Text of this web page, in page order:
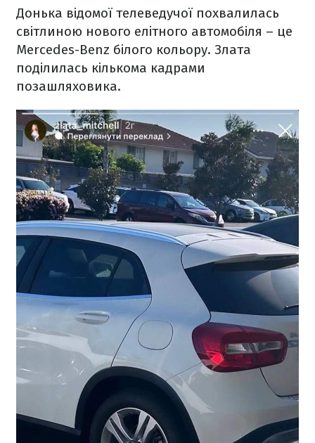
Донька відомої телеведучої похвалилась
світлиною нового елітного автомобіля – це
Mercedes-Benz білого кольору. Злата
поділилась кількома кадрами
позашляховика.